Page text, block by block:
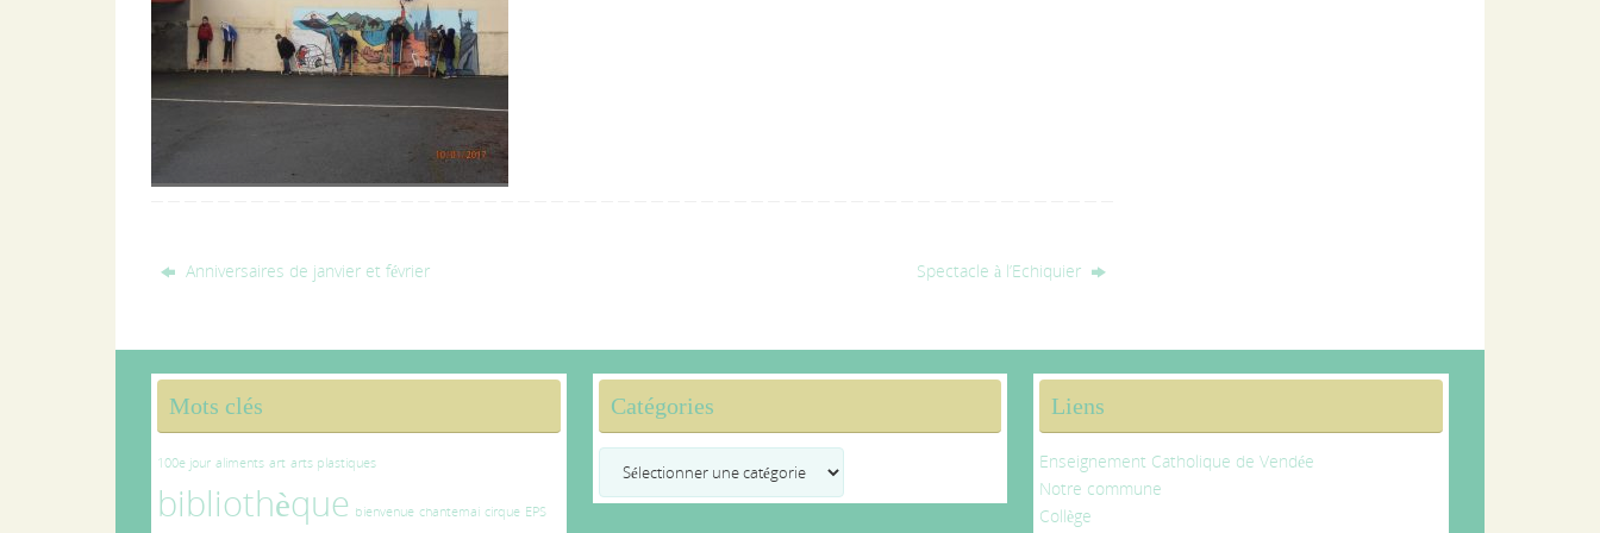
Anniversaires de janvier et février Spectacle à l’Echiquier
Mots clés
100e jour aliments art arts plastiques
bibliothèque bienvenue chantemai cirque EPS
Catégories Liens
Enseignement Catholique de Vendée
Notre commune
Collège